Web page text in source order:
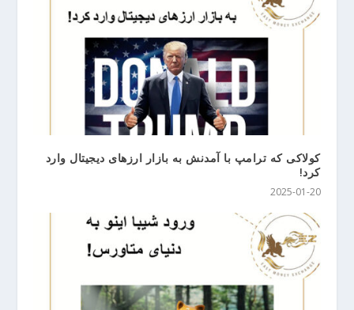
کولاکی که ترامپ با آمدنش به بازار ارزهای دیجیتال وارد
کرد!
2025-01-20